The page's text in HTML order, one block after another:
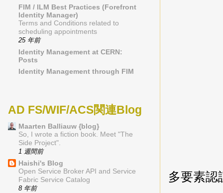
多要素
FIM / ILM Best Practices (Forefront
Identity Manager)
Terms and Conditions related to
scheduling appointments
25 年前
Identity Management at CERN:
Posts
Identity Management through FIM
AD FS/WIF/ACS関連Blog
Maarten Balliauw {blog}
So, I wrote a fiction book. Meet "The
Side Project".
1 週間前
Haishi's Blog
Open Service Broker API and Service
Fabric Service Catalog
8 年前